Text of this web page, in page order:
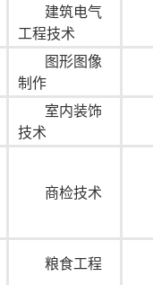
建筑电气
工程技术
图形图像
制作
室内装饰
技术
商检技术
粮食工程